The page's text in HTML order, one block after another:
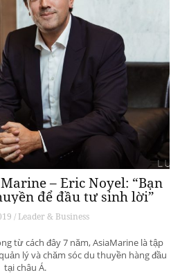
– Eric Noyel: “Bạn
để đầu tư sinh lời”
/ Leader & Business
từ cách đây 7 năm, AsiaMarine là tập
lý và chăm sóc du thuyền hàng đầu
tại châu Á.